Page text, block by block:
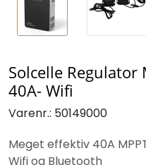
Solcelle Regulator
40A- Wifi
Varenr.: 50149000
Meget effektiv 40A
Wifi og Bluetooth